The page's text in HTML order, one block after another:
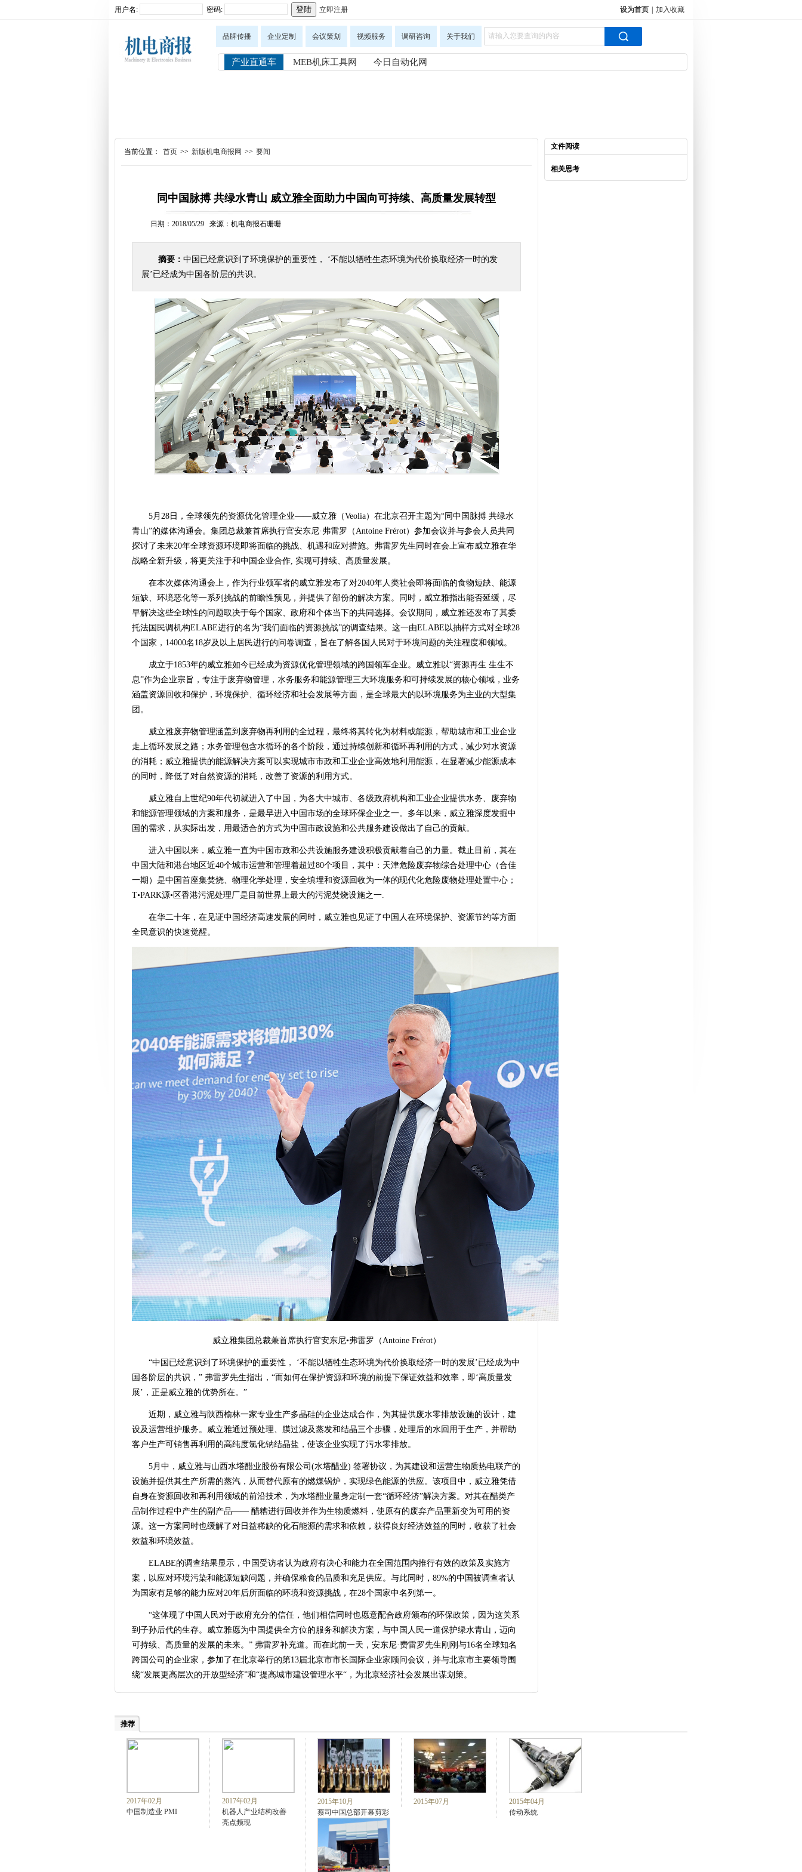
设为首页 加入收藏
用户名: 密码: 立即注册
品牌传播 企业定制 会议策划 视频服务 调研咨询 关于我们
产业直通车 MEB机床工具网 今日自动化网
当前位置： 首页 >> 新版机电商报网 >> 要闻
同中国脉搏 共绿水青山 威立雅全面助力中国向可持续、高质量发展转型
日期：2018/05/29 来源：机电商报石珊珊
摘要： 中国已经意识到了环境保护的重要性， ‘不能以牺牲生态环境为代价换取经济一时的发
展’已经成为中国各阶层的共识。
5月28日，全球领先的资源优化管理企业——威立雅（Veolia）在北京召开主题为“同中国脉搏 共绿水
青山”的媒体沟通会。集团总裁兼首席执行官安东尼·弗雷罗（Antoine Frérot）参加会议并与参会人员共同
探讨了未来20年全球资源环境即将面临的挑战、机遇和应对措施。弗雷罗先生同时在会上宣布威立雅在华
战略全新升级，将更关注于和中国企业合作, 实现可持续、高质量发展。
在本次媒体沟通会上，作为行业领军者的威立雅发布了对2040年人类社会即将面临的食物短缺、能源
短缺、环境恶化等一系列挑战的前瞻性预见，并提供了部份的解决方案。同时，威立雅指出能否延缓，尽
早解决这些全球性的问题取决于每个国家、政府和个体当下的共同选择。会议期间，威立雅还发布了其委
托法国民调机构ELABE进行的名为“我们面临的资源挑战”的调查结果。这一由ELABE以抽样方式对全球28
个国家，14000名18岁及以上居民进行的问卷调查，旨在了解各国人民对于环境问题的关注程度和领域。
成立于1853年的威立雅如今已经成为资源优化管理领域的跨国领军企业。威立雅以“资源再生 生生不
息”作为企业宗旨，专注于废弃物管理，水务服务和能源管理三大环境服务和可持续发展的核心领域，业务
涵盖资源回收和保护，环境保护、循环经济和社会发展等方面，是全球最大的以环境服务为主业的大型集
团。
威立雅废弃物管理涵盖到废弃物再利用的全过程，最终将其转化为材料或能源，帮助城市和工业企业
走上循环发展之路；水务管理包含水循环的各个阶段，通过持续创新和循环再利用的方式，减少对水资源
的消耗；威立雅提供的能源解决方案可以实现城市市政和工业企业高效地利用能源，在显著减少能源成本
的同时，降低了对自然资源的消耗，改善了资源的利用方式。
威立雅自上世纪90年代初就进入了中国，为各大中城市、各级政府机构和工业企业提供水务、废弃物
和能源管理领域的方案和服务，是最早进入中国市场的全球环保企业之一。多年以来，威立雅深度发掘中
国的需求，从实际出发，用最适合的方式为中国市政设施和公共服务建设做出了自己的贡献。
进入中国以来，威立雅一直为中国市政和公共设施服务建设积极贡献着自己的力量。截止目前，其在
中国大陆和港台地区近40个城市运营和管理着超过80个项目，其中：天津危险废弃物综合处理中心（合佳
一期）是中国首座集焚烧、物理化学处理，安全填埋和资源回收为一体的现代化危险废物处理处置中心；
T•PARK源•区香港污泥处理厂是目前世界上最大的污泥焚烧设施之一.
在华二十年，在见证中国经济高速发展的同时，威立雅也见证了中国人在环境保护、资源节约等方面
全民意识的快速觉醒。
威立雅集团总裁兼首席执行官安东尼•弗雷罗（Antoine Frérot）
“中国已经意识到了环境保护的重要性， ‘不能以牺牲生态环境为代价换取经济一时的发展’已经成为中
国各阶层的共识，” 弗雷罗先生指出，“而如何在保护资源和环境的前提下保证效益和效率，即‘高质量发
展’，正是威立雅的优势所在。”
近期，威立雅与陕西榆林一家专业生产多晶硅的企业达成合作，为其提供废水零排放设施的设计，建
设及运营维护服务。威立雅通过预处理、膜过滤及蒸发和结晶三个步骤，处理后的水回用于生产，并帮助
客户生产可销售再利用的高纯度氯化钠结晶盐，使该企业实现了污水零排放。
5月中，威立雅与山西水塔醋业股份有限公司(水塔醋业) 签署协议，为其建设和运营生物质热电联产的
设施并提供其生产所需的蒸汽，从而替代原有的燃煤锅炉，实现绿色能源的供应。该项目中，威立雅凭借
自身在资源回收和再利用领域的前沿技术，为水塔醋业量身定制一套“循环经济”解决方案。对其在醋类产
品制作过程中产生的副产品—— 醋糟进行回收并作为生物质燃料，使原有的废弃产品重新变为可用的资
源。这一方案同时也缓解了对日益稀缺的化石能源的需求和依赖，获得良好经济效益的同时，收获了社会
效益和环境效益。
ELABE的调查结果显示，中国受访者认为政府有决心和能力在全国范围内推行有效的政策及实施方
案，以应对环境污染和能源短缺问题，并确保粮食的品质和充足供应。与此同时，89%的中国被调查者认
为国家有足够的能力应对20年后所面临的环境和资源挑战，在28个国家中名列第一。
“这体现了中国人民对于政府充分的信任，他们相信同时也愿意配合政府颁布的环保政策，因为这关系
到子孙后代的生存。威立雅愿为中国提供全方位的服务和解决方案，与中国人民一道保护绿水青山，迈向
可持续、高质量的发展的未来。” 弗雷罗补充道。而在此前一天，安东尼·费雷罗先生刚刚与16名全球知名
跨国公司的企业家，参加了在北京举行的第13届北京市市长国际企业家顾问会议，并与北京市主要领导围
绕“发展更高层次的开放型经济”和“提高城市建设管理水平“，为北京经济社会发展出谋划策。
文件阅读
相关思考
推荐
2017年02月
中国制造业 PMI
2017年02月
机器人产业结构改善
亮点频现
2015年10月
蔡司中国总部开幕剪彩
2015年07月
2015年04月
传动系统